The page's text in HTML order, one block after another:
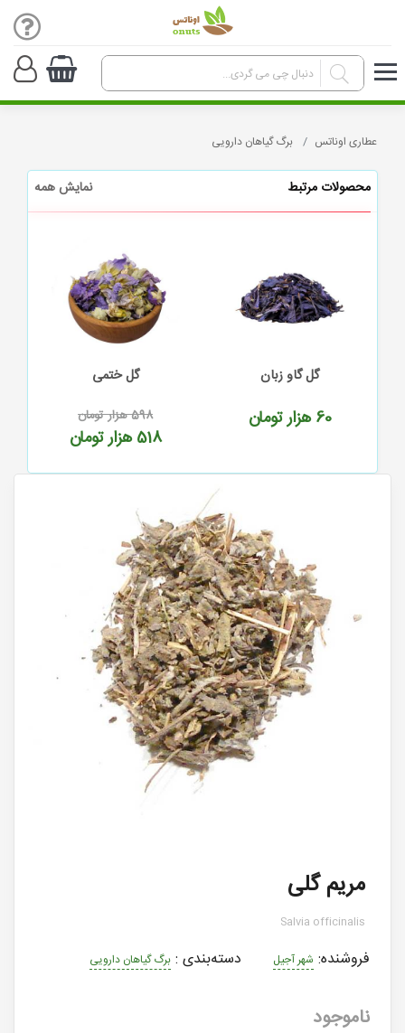
عطاری اوناتس برگ گیاهان دارویی
محصولات مرتبط نمایش همه
گل گاو زبان
60 هزار تومان
گل ختمی
598هزار تومان
518 هزار تومان
مریم گلی
Salvia officinalis
فروشنده: شهر آجیل دسته‌بندی : برگ گیاهان دارویی
ناموجود